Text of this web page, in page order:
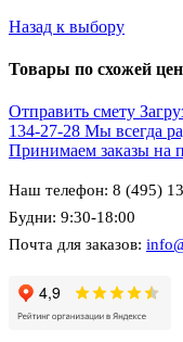
Назад к выбору
Товары по схожей
Отправить смету
134-27-28 Мы всегда
Принимаем заказы на
Наш телефон: 8 (495)
Будни: 9:30-18:00
Почта для заказов: